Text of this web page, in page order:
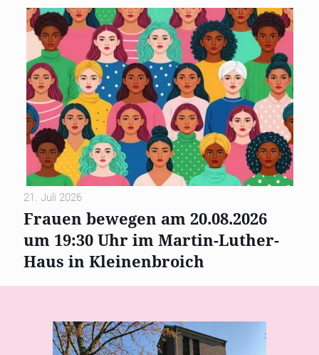
21. Juli 2026
Frauen bewegen am 20.08.2026
um 19:30 Uhr im Martin-Luther-
Haus in Kleinenbroich